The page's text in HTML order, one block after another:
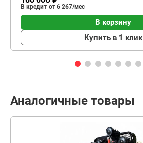
В кредит от 6 267/мес
В корзину
Купить в 1 клик
Аналогичные товары